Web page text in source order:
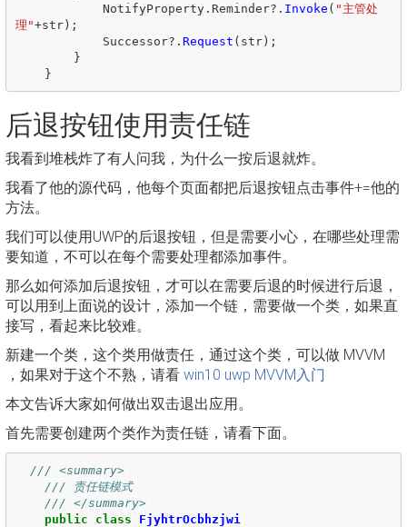
NotifyProperty. Reminder?. Invoke ( "主管处
理"+str);
Successor?. Request ( str);
}
}
后退按钮使用责任链
我看到堆栈炸了有人问我，为什么一按后退就炸。
我看了他的源代码，他每个页面都把后退按钮点击事件+=他的
方法。
我们可以使用UWP的后退按钮，但是需要小心，在哪些处理需
要知道，不可以在每个需要处理都添加事件。
那么如何添加后退按钮，才可以在需要后退的时候进行后退，
可以用到上面说的设计，添加一个链，需要做一个类，如果直
接写，看起来比较难。
新建一个类，这个类用做责任，通过这个类，可以做 MVVM
，如果对于这个不熟，请看 win10 uwp MVVM入门
本文告诉大家如何做出双击退出应用。
首先需要创建两个类作为责任链，请看下面。
/// <summary>
/// 责任链模式
/// </summary>
public
class FjyhtrOcbhzjwi